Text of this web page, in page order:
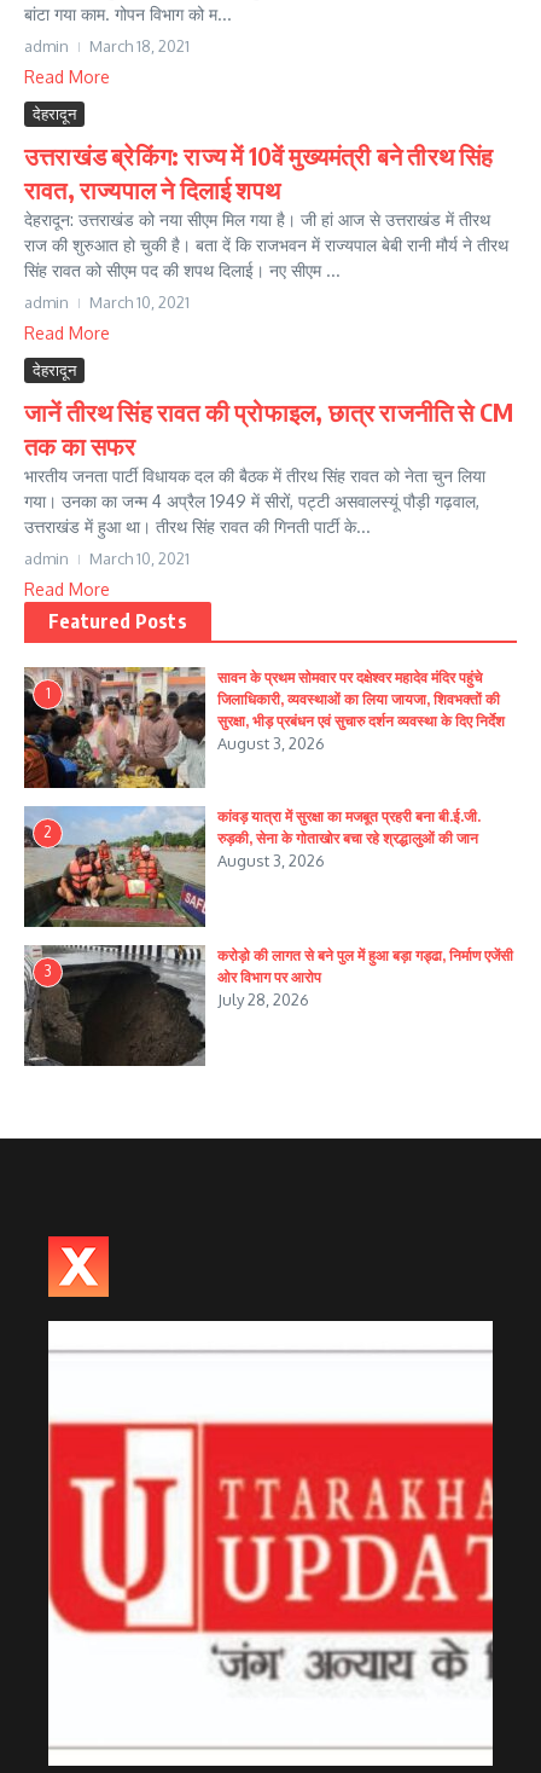
बांटा गया काम. गोपन विभाग को म...
admin March 18, 2021
Read More
देहरादून
उत्तराखंड ब्रेकिंग: राज्य में 10वें मुख्यमंत्री बने तीरथ सिंह
रावत, राज्यपाल ने दिलाई शपथ
देहरादून: उत्तराखंड को नया सीएम मिल गया है। जी हां आज से उत्तराखंड में तीरथ
राज की शुरुआत हो चुकी है। बता दें कि राजभवन में राज्यपाल बेबी रानी मौर्य ने तीरथ
सिंह रावत को सीएम पद की शपथ दिलाई। नए सीएम ...
admin March 10, 2021
Read More
देहरादून
जानें तीरथ सिंह रावत की प्रोफाइल, छात्र राजनीति से CM
तक का सफर
भारतीय जनता पार्टी विधायक दल की बैठक में तीरथ सिंह रावत को नेता चुन लिया
गया। उनका का जन्म 4 अप्रैल 1949 में सीरों, पट्टी असवालस्यूं पौड़ी गढ़वाल,
उत्तराखंड में हुआ था। तीरथ सिंह रावत की गिनती पार्टी के...
admin March 10, 2021
Read More
Featured Posts
1
सावन के प्रथम सोमवार पर दक्षेश्वर महादेव मंदिर पहुंचे
जिलाधिकारी, व्यवस्थाओं का लिया जायजा, शिवभक्तों की
सुरक्षा, भीड़ प्रबंधन एवं सुचारु दर्शन व्यवस्था के दिए निर्देश
August 3, 2026
2
कांवड़ यात्रा में सुरक्षा का मजबूत प्रहरी बना बी.ई.जी.
रुड़की, सेना के गोताखोर बचा रहे श्रद्धालुओं की जान
August 3, 2026
3
करोड़ो की लागत से बने पुल में हुआ बड़ा गड्ढा, निर्माण एजेंसी
ओर विभाग पर आरोप
July 28, 2026